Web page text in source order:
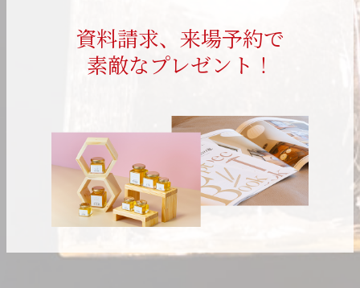
資料請求、来場予約で
素敵なプレゼント！